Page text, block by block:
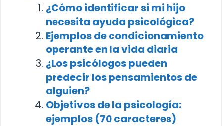
¿Cómo identificar si mi hijo
necesita ayuda psicológica?
Ejemplos de condicionamiento
operante en la vida diaria
¿Los psicólogos pueden
predecir los pensamientos de
alguien?
Objetivos de la psicología:
ejemplos (70 caracteres)